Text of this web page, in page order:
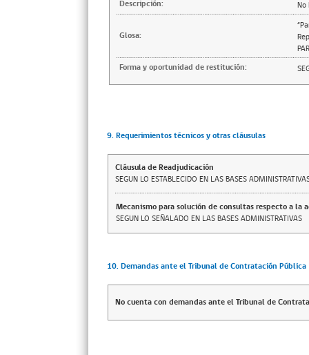
Descripción:
Glosa:
Forma y oportunidad de restitución:
9. Requerimientos técnicos y otras cláusulas
Cláusula de Readjudicación
SEGUN LO ESTABLECIDO EN LAS BASES
Mecanismo para solución de consultas respecto a la
SEGUN LO SEÑALADO EN LAS BASES ADMINISTRATIVAS
10. Demandas ante el Tribunal de Contratación Pública
No cuenta con demandas ante el Tribunal de